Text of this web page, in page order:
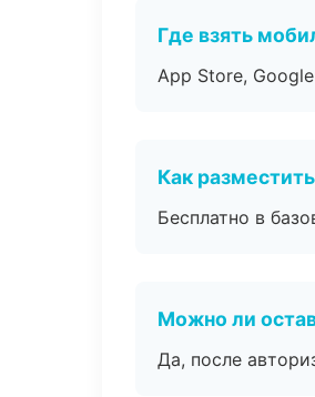
Где взять
App Store,
Как
Бесплатно в
Можно ли
Да, после